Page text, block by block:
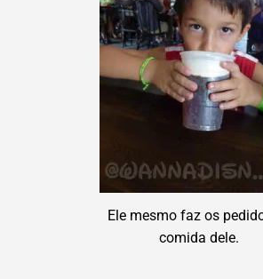
Ele mesmo faz os
comida dele.